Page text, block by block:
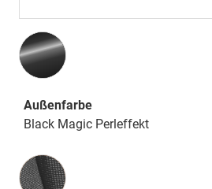
Außenfarbe
Black Magic Perleffekt
Innenausstattung